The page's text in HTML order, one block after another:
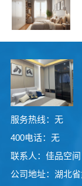
服务热线：无
400电话：无
联系人：佳品空间